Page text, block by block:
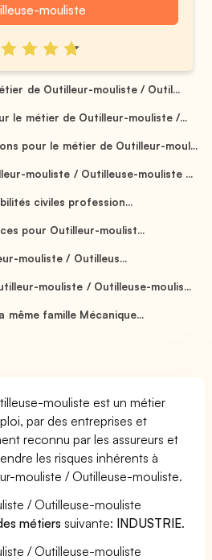
mouliste
de Outilleur-mouliste / Outil...
le métier de Outilleur-mouliste /...
pour le métier de Outilleur-moul...
mouliste / Outilleuse-mouliste ...
civiles profession...
pour Outilleur-moulist...
mouliste / Outilleus...
mouliste / Outilleuse-moulis...
même famille Mécanique...
mouliste est un métier
par des entreprises et
reconnu par les assureurs et
les risques inhérents à
mouliste / Outilleuse-mouliste.
/ Outilleuse-mouliste
métiers suivante: INDUSTRIE.
/ Outilleuse-mouliste